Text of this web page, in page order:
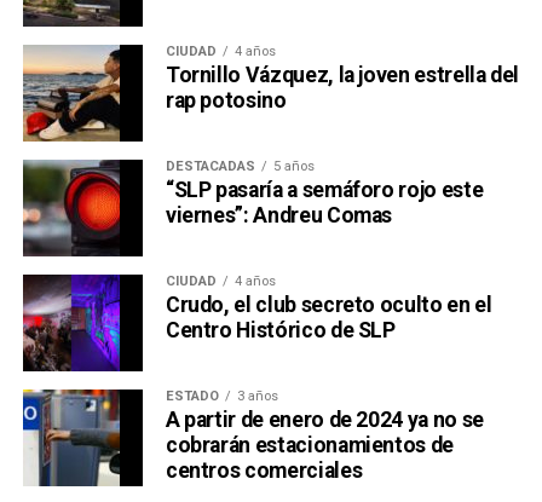
CIUDAD 4 años
Tornillo Vázquez, la joven estrella del
rap potosino
DESTACADAS 5 años
“SLP pasaría a semáforo rojo este
viernes”: Andreu Comas
CIUDAD 4 años
Crudo, el club secreto oculto en el
Centro Histórico de SLP
ESTADO 3 años
A partir de enero de 2024 ya no se
cobrarán estacionamientos de
centros comerciales